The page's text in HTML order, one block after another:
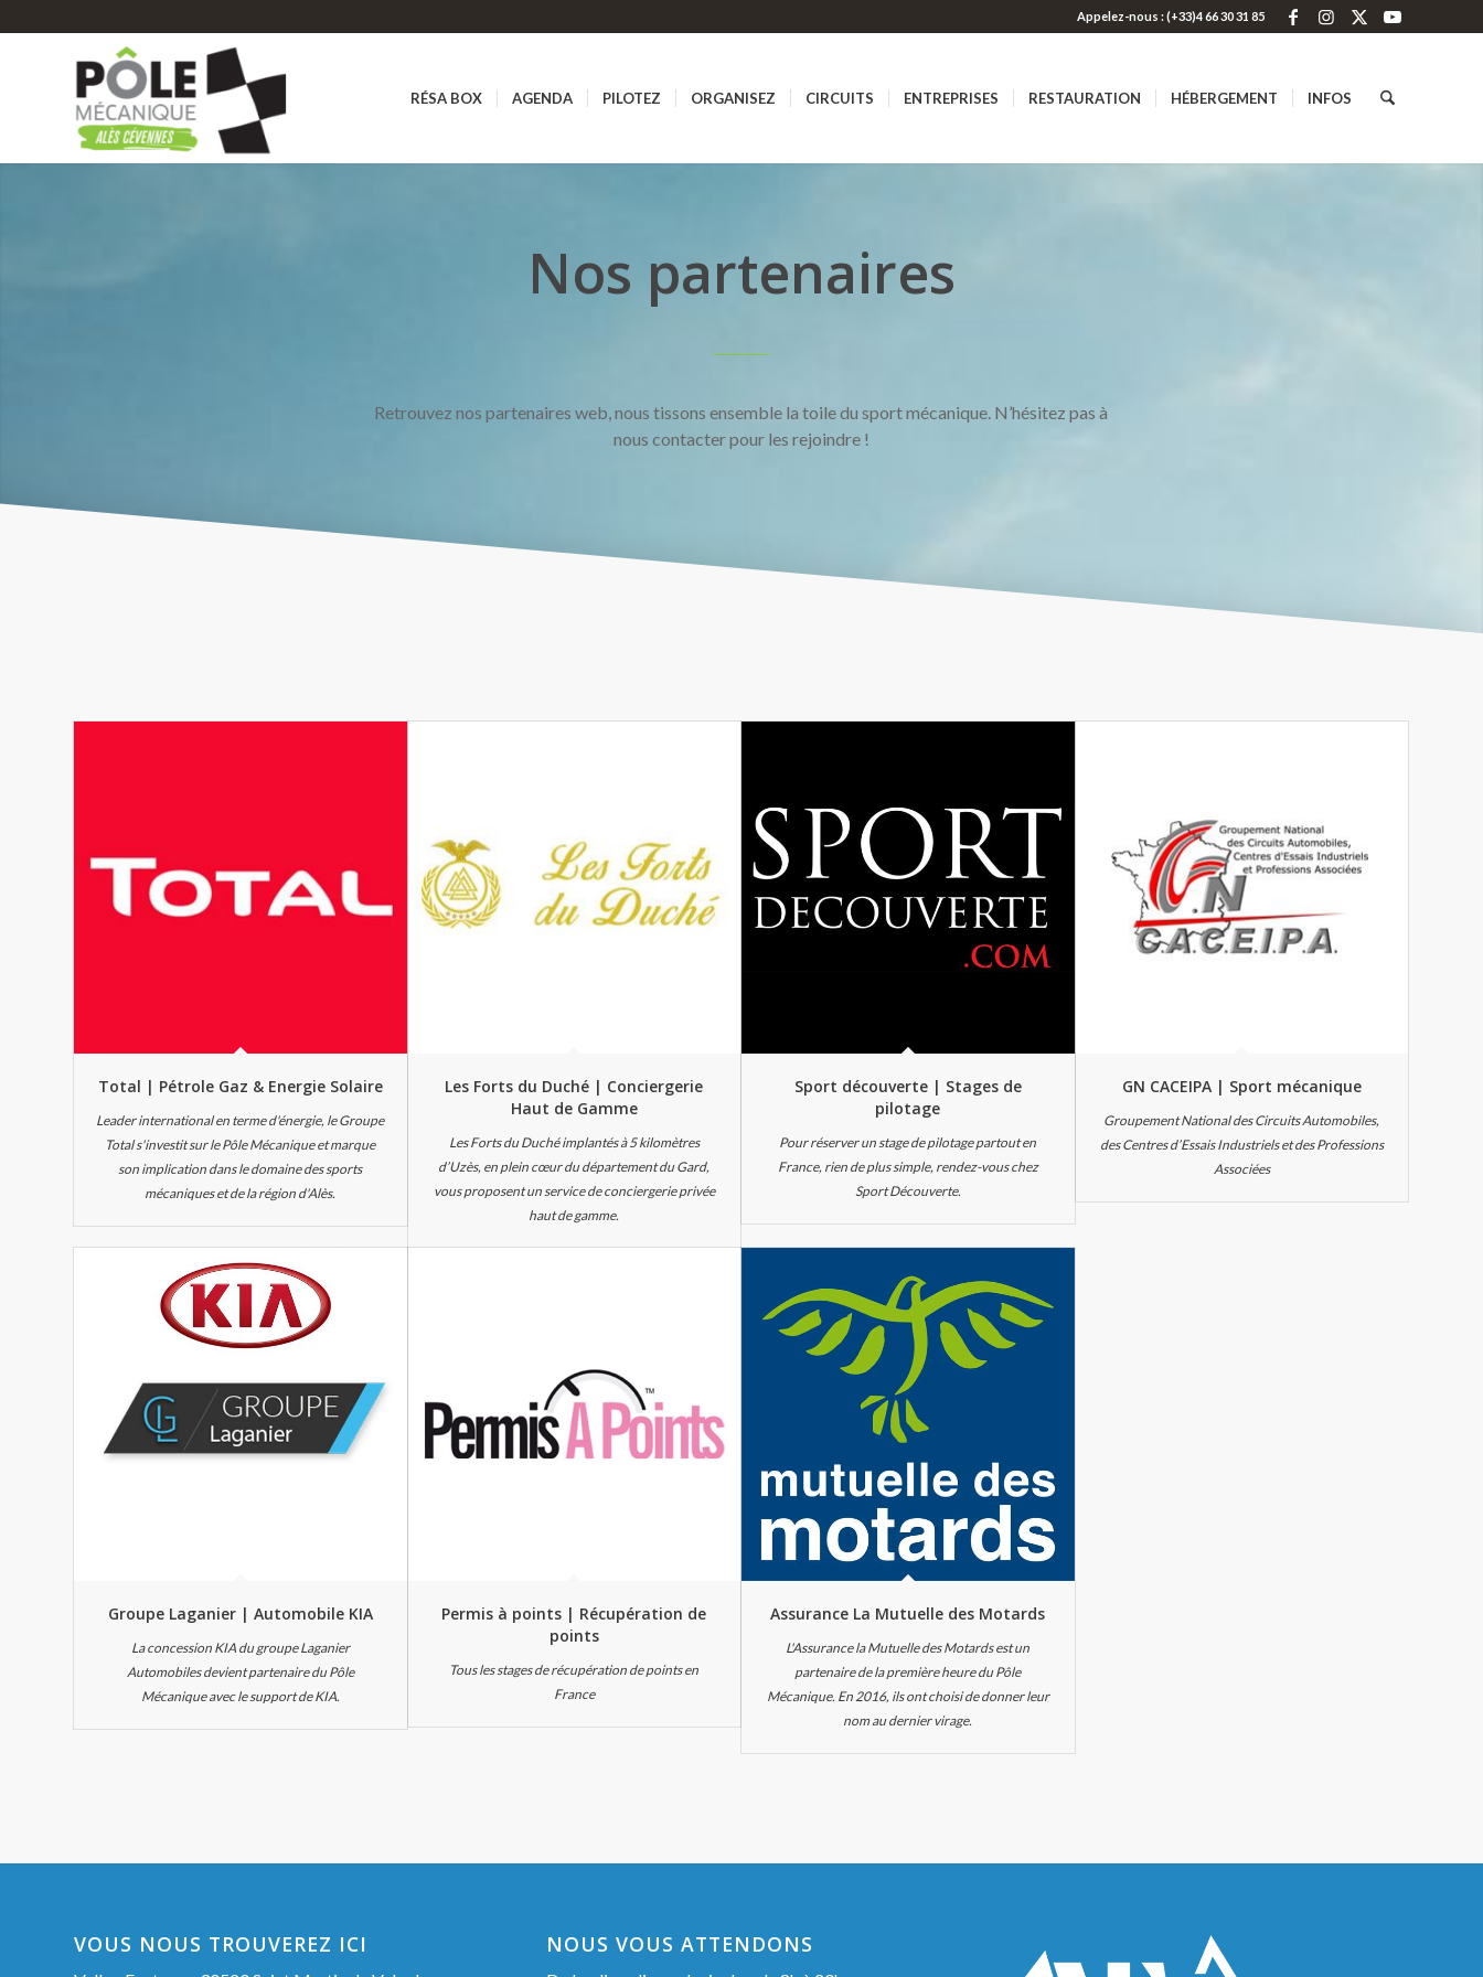
Appelez-nous : (+33)4 66 30 31 85
RÉSA BOX AGENDA PILOTEZ ORGANISEZ CIRCUITS ENTREPRISES RESTAURATION HÉBERGEMENT INFOS
Nos partenaires
Retrouvez nos partenaires web, nous tissons ensemble la toile du sport mécanique. N’hésitez pas à
nous contacter pour les rejoindre !
Total | Pétrole Gaz & Energie Solaire
Leader international en terme d'énergie, le Groupe
Total s'investit sur le Pôle Mécanique et marque
son implication dans le domaine des sports
mécaniques et de la région d'Alès.
Les Forts du Duché | Conciergerie
Haut de Gamme
Les Forts du Duché implantés à 5 kilomètres
d’Uzès, en plein cœur du département du Gard,
vous proposent un service de conciergerie privée
haut de gamme.
Sport découverte | Stages de
pilotage
Pour réserver un stage de pilotage partout en
France, rien de plus simple, rendez-vous chez
Sport Découverte.
GN CACEIPA | Sport mécanique
Groupement National des Circuits Automobiles,
des Centres d’Essais Industriels et des Professions
Associées
Groupe Laganier | Automobile KIA
La concession KIA du groupe Laganier
Automobiles devient partenaire du Pôle
Mécanique avec le support de KIA.
Permis à points | Récupération de
points
Tous les stages de récupération de points en
France
Assurance La Mutuelle des Motards
L'Assurance la Mutuelle des Motards est un
partenaire de la première heure du Pôle
Mécanique. En 2016, ils ont choisi de donner leur
nom au dernier virage.
VOUS NOUS TROUVEREZ ICI NOUS VOUS ATTENDONS